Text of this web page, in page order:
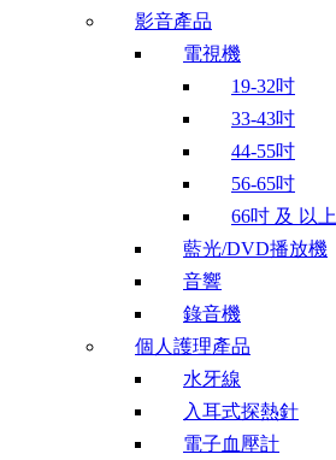
影音產品
電視機
19-32吋
33-43吋
44-55吋
56-65吋
66吋 及 以上
藍光/DVD播放機
音響
錄音機
個人護理產品
水牙線
入耳式探熱針
電子血壓計